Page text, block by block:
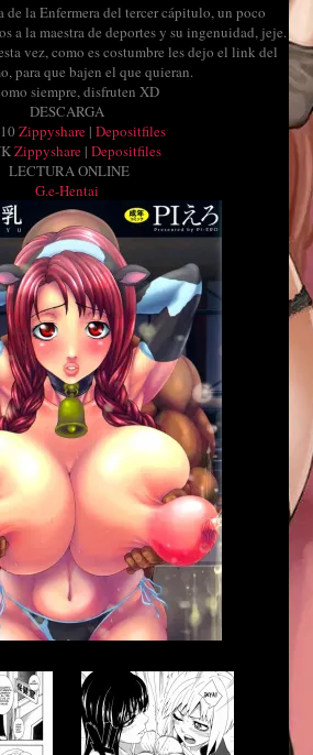
de la Enfermera del tercer cápitulo, un poco
a la maestra de deportes y su ingenuidad, jeje.
vez, como es costumbre les dejo el link del
para que bajen el que quieran.
siempre, disfruten XD
DESCARGA
Zippyshare| Depositfiles
Zippyshare| Depositfiles
LECTURA ONLINE
G.e-Hentai